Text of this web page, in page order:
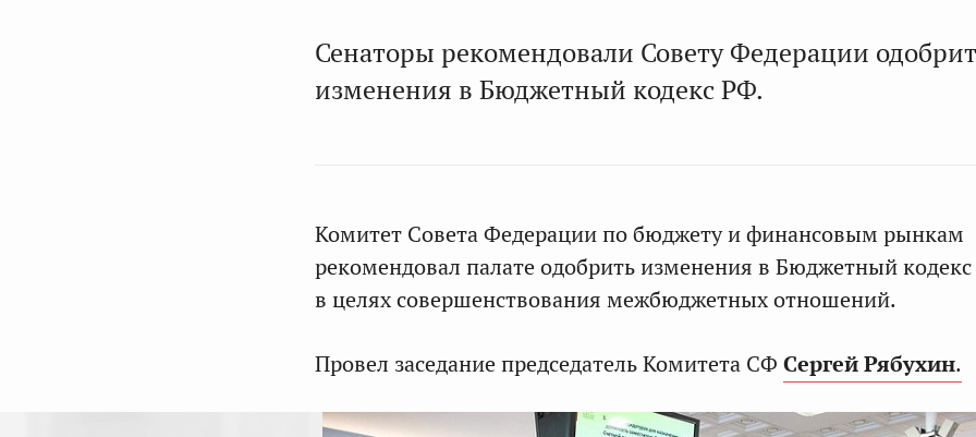
Сенаторы рекомендовали Совету Федерации
изменения в Бюджетный кодекс РФ.
Комитет Совета Федерации по бюджету и финансовым рынкам
рекомендовал палате одобрить изменения в Бюджетный
в целях совершенствования межбюджетных отношений.
Провел заседание председатель Комитета СФ Сергей Рябухин.